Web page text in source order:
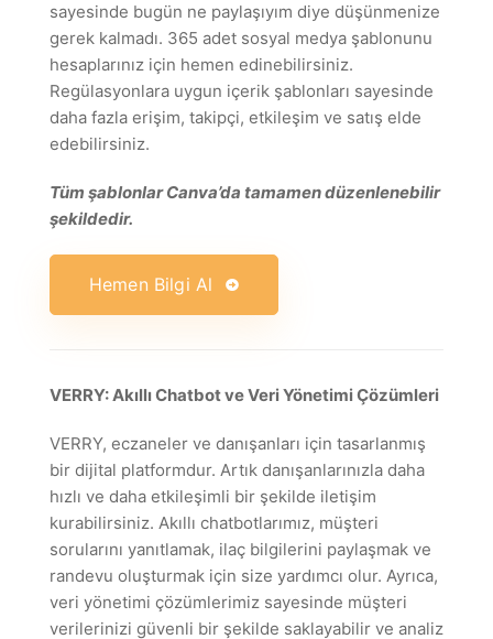
sayesinde bugün ne paylaşıyım diye düşünmenize
gerek kalmadı. 365 adet sosyal medya şablonunu
hesaplarınız için hemen edinebilirsiniz.
Regülasyonlara uygun içerik şablonları sayesinde
daha fazla erişim, takipçi, etkileşim ve satış elde
edebilirsiniz.
Tüm şablonlar Canva’da tamamen düzenlenebilir
şekildedir.
Hemen Bilgi Al
VERRY: Akıllı Chatbot ve Veri Yönetimi Çözümleri
VERRY, eczaneler ve danışanları için tasarlanmış
bir dijital platformdur. Artık danışanlarınızla daha
hızlı ve daha etkileşimli bir şekilde iletişim
kurabilirsiniz. Akıllı chatbotlarımız, müşteri
sorularını yanıtlamak, ilaç bilgilerini paylaşmak ve
randevu oluşturmak için size yardımcı olur. Ayrıca,
veri yönetimi çözümlerimiz sayesinde müşteri
verilerinizi güvenli bir şekilde saklayabilir ve analiz